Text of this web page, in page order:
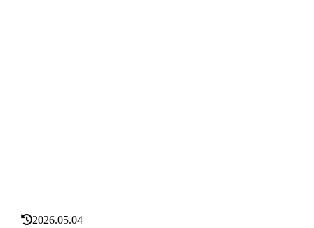
2026.05.04